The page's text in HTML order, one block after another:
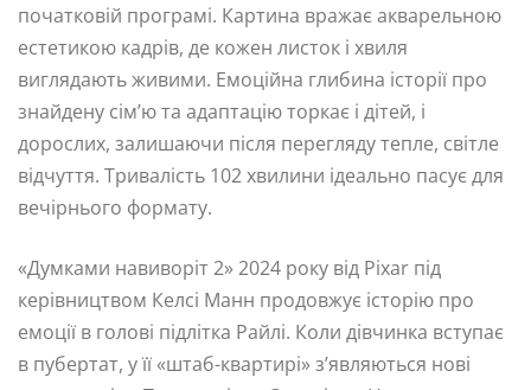
початковій програмі. Картина вражає акварельною
естетикою кадрів, де кожен листок і хвиля
виглядають живими. Емоційна глибина історії про
знайдену сім’ю та адаптацію торкає і дітей, і
дорослих, залишаючи після перегляду тепле, світле
відчуття. Тривалість 102 хвилини ідеально пасує для
вечірнього формату.
«Думками навиворіт 2» 2024 року від Pixar під
керівництвом Келсі Манн продовжує історію про
емоції в голові підлітка Райлі. Коли дівчинка вступає
в пубертат, у її «штаб-квартирі» з’являються нові